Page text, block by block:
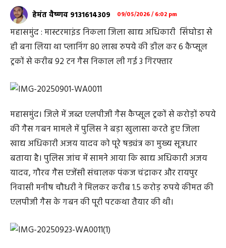
हेमंत वैष्णव 9131614309 09/05/2026 / 6:02 pm
महासमुंद : मास्टरमाइंड निकला जिला खाद्य अधिकारी सिंघोडा से
ही बना लिया था प्लानिंग 80 लाख रुपये की डील कर 6 कैप्सूल
ट्रकों से करीब 92 टन गैस निकाल ली गई 3 गिरफ्तार
महासमुंद। जिले में जब्त एलपीजी गैस कैप्सूल ट्रकों से करोड़ों रुपये
की गैस गबन मामले में पुलिस ने बड़ा खुलासा करते हुए जिला
खाद्य अधिकारी अजय यादव को पूरे षड्यंत्र का मुख्य सूत्रधार
बताया है। पुलिस जांच में सामने आया कि खाद्य अधिकारी अजय
यादव, गौरव गैस एजेंसी संचालक पंकज चंद्राकर और रायपुर
निवासी मनीष चौधरी ने मिलकर करीब 1.5 करोड़ रुपये कीमत की
एलपीजी गैस के गबन की पूरी पटकथा तैयार की थी।